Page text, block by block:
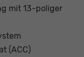
mit 13-poliger
(ACC)